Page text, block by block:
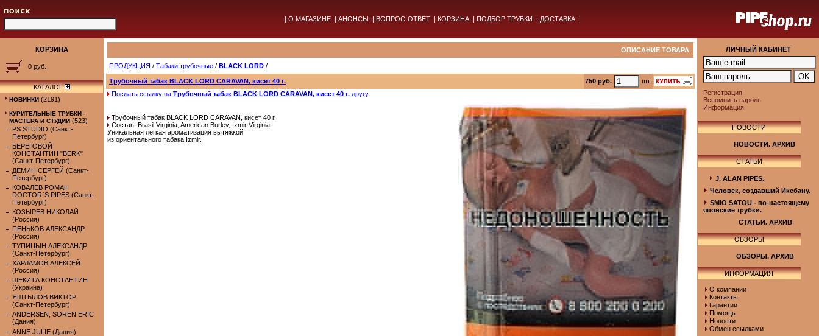
| О МАГАЗИНЕ | АНОНСЫ | ВОПРОС-ОТВЕТ | КОРЗИНА | ПОДБОР ТРУБКИ | ДОСТАВКА |
КОРЗИНА
0 руб.
КАТАЛОГ
НОВИНКИ (2191)
КУРИТЕЛЬНЫЕ ТРУБКИ -
МАСТЕРА И СТУДИИ (523)
PS STUDIO (Санкт-
Петербург)
БЕРЕГОВОЙ
КОНСТАНТИН "BERK"
(Санкт-Петербург)
ДЁМИН СЕРГЕЙ (Санкт-
Петербург)
КОВАЛЁВ РОМАН
DOCTOR`S PIPES (Санкт-
Петербург)
КОЗЫРЕВ НИКОЛАЙ
(Россия)
ПЕНЬКОВ АЛЕКСАНДР
(Россия)
ТУПИЦЫН АЛЕКСАНДР
(Санкт-Петербург)
ХАРЛАМОВ АЛЕКСЕЙ
(Россия)
ШЕКИТА КОНСТАНТИН
(Украина)
ЯШТЫЛОВ ВИКТОР
(Санкт-Петербург)
ANDERSEN, SOREN ERIC
(Дания)
ANNE JULIE (Дания)
ОПИСАНИЕ ТОВАРА
ПРОДУКЦИЯ / Табаки трубочные / BLACK LORD /
Трубочный табак BLACK LORD CARAVAN, кисет 40 г. 750 руб.
шт.
Послать ссылку на Трубочный табак BLACK LORD CARAVAN, кисет 40 г. другу
Трубочный табак BLACK LORD CARAVAN, кисет 40 г.
Состав: Brasil Virginia, American Burley, Izmir Virginia.
Уникальная легкая ароматизация вытяжкой
из ориентального табака Izmir.
ЛИЧНЫЙ КАБИНЕТ
Регистрация
Вспомнить пароль
Информация
НОВОСТИ
НОВОСТИ. АРХИВ
СТАТЬИ
J. ALAN PIPES.
Человек, создавший Икебану.
SMIO SATOU - по-настоящему
японские трубки.
СТАТЬИ. АРХИВ
ОБЗОРЫ
ОБЗОРЫ. АРХИВ
ИНФОРМАЦИЯ
О компании
Контакты
Гарантии
Помощь
Новости
Обмен ссылками